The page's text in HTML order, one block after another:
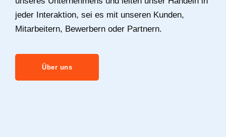
jeder Interaktion, sei es mit unseren Kunden,
Mitarbeitern, Bewerbern oder Partnern.
Über uns